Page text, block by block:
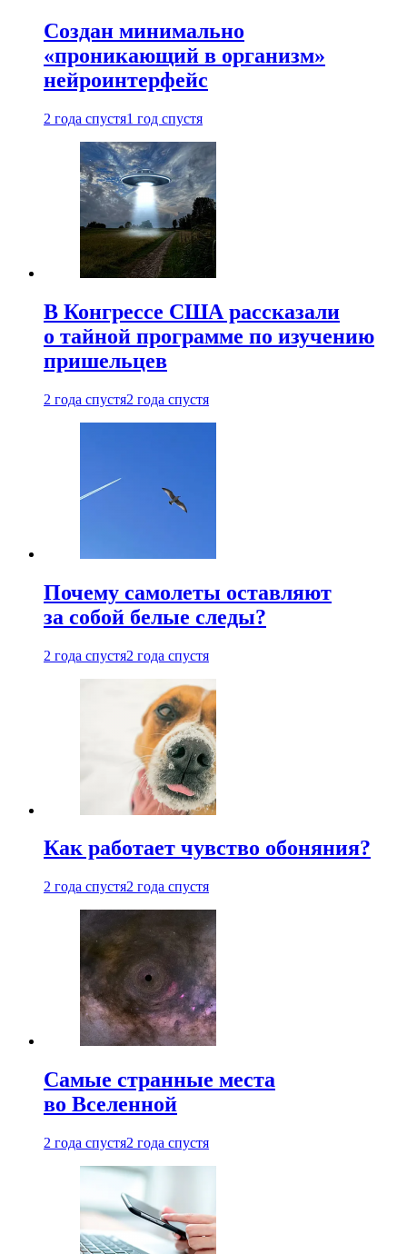
Создан минимально
«проникающий в организм»
нейроинтерфейс
2 года спустя1 год спустя
В Конгрессе США рассказали
о тайной программе по изучению
пришельцев
2 года спустя2 года спустя
Почему самолеты оставляют
за собой белые следы?
2 года спустя2 года спустя
Как работает чувство обоняния?
2 года спустя2 года спустя
Самые странные места
во Вселенной
2 года спустя2 года спустя